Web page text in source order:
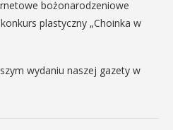
bożonarodzeniowe
plastyczny „Choinka w
wydaniu naszej gazety w